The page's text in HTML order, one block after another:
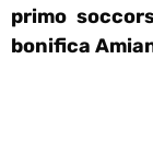
primo
bonifica